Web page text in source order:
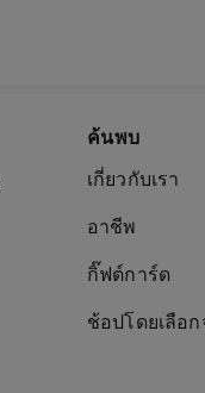
ค้นพบ
เกี่ยวกับเรา
อาชีพ
กิ๊ฟต์การ์ด
ช้อปโดยเลือ